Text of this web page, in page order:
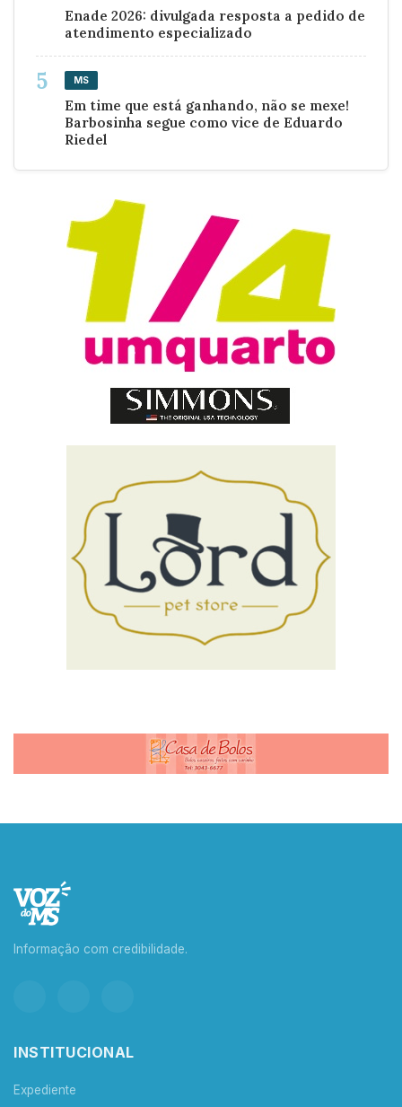
Enade 2026: divulgada resposta a pedido de
atendimento especializado
MS
Em time que está ganhando, não se mexe!
Barbosinha segue como vice de Eduardo
Riedel
Informação com credibilidade.
INSTITUCIONAL
Expediente